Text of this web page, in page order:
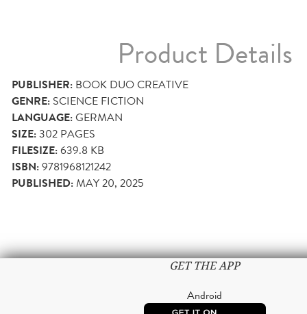
Product Details
PUBLISHER: BOOK DUO CREATIVE
GENRE: SCIENCE FICTION
LANGUAGE:GERMAN
SIZE:302 PAGES
FILESIZE:639.8 KB
ISBN:9781968121242
PUBLISHED:MAY 20, 2025
GET THE APP
Android